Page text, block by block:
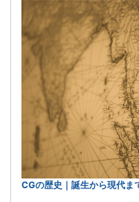
CGの歴史｜誕生から現代ま